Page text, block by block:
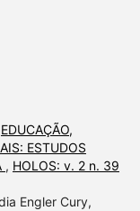
EDUCAÇÃO,
ESTUDOS
, HOLOS: v. 2 n. 39
Engler Cury,